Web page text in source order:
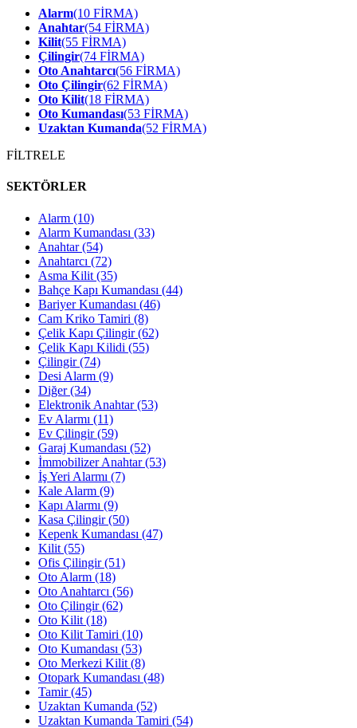
Alarm(10 FİRMA)
Anahtar(54 FİRMA)
Kilit(55 FİRMA)
Çilingir(74 FİRMA)
Oto Anahtarcı(56 FİRMA)
Oto Çilingir(62 FİRMA)
Oto Kilit(18 FİRMA)
Oto Kumandası(53 FİRMA)
Uzaktan Kumanda(52 FİRMA)
FİLTRELE
SEKTÖRLER
Alarm (10)
Alarm Kumandası (33)
Anahtar(54)
Anahtarcı (72)
Asma Kilit (35)
Bahçe Kapı Kumandası (44)
Bariyer Kumandası (46)
Cam Kriko Tamiri (8)
Çelik Kapı Çilingir(62)
Çelik Kapı Kilidi (55)
Çilingir(74)
Desi Alarm (9)
Diğer(34)
Elektronik Anahtar(53)
Ev Alarmı (11)
Ev Çilingir(59)
Garaj Kumandası (52)
İmmobilizer Anahtar(53)
İş Yeri Alarmı (7)
Kale Alarm (9)
Kapı Alarmı (9)
Kasa Çilingir(50)
Kepenk Kumandası (47)
Kilit (55)
Ofis Çilingir(51)
Oto Alarm (18)
Oto Anahtarcı (56)
Oto Çilingir(62)
Oto Kilit (18)
Oto Kilit Tamiri (10)
Oto Kumandası (53)
Oto Merkezi Kilit (8)
Otopark Kumandası (48)
Tamir(45)
Uzaktan Kumanda (52)
Uzaktan Kumanda Tamiri (54)